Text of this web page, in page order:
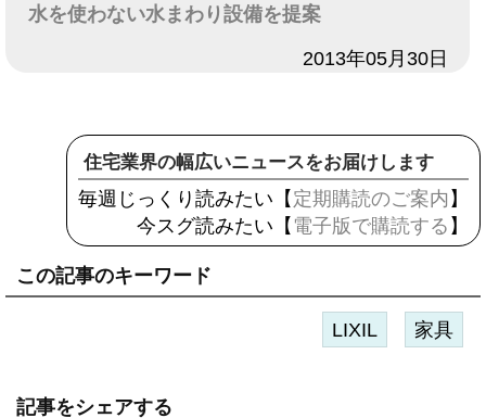
水を使わない水まわり設備を提案
2013年05月30日
住宅業界の幅広いニュースをお届けします
毎週じっくり読みたい【 定期購読のご案内 】
今スグ読みたい【 電子版で購読する 】
この記事のキーワード
LIXIL 家具
記事をシェアする